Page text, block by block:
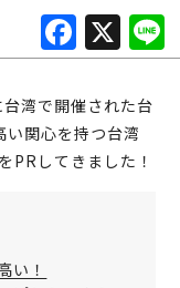
F
a
c
e
b
X
湾で開催された台
関心を持つ台湾
PRしてきました！
い！